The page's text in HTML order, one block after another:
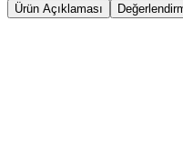
Ürün Açıklaması